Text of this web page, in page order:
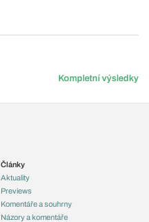
Kompletní výsledky
Články
Aktuality
Previews
Komentáře a souhrny
Názory a komentáře